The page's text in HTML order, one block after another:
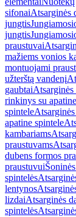
sifonaiAtsarginės
jungtis
jungtis
praustuvai
mažiems vonios
montuojami
užterštą vandenį
gaubtai
rinkinys su
spintele
apatine spintele
kambariams
praustuvams
dubens formos
praustuvui
spintelės
lentynos
lizdaiAtsarginės
spintelės